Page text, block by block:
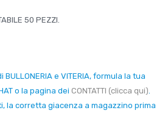
50 PEZZI.
e VITERIA, formula la tua
o la pagina dei CONTATTI (clicca qui).
la corretta giacenza a magazzino prima